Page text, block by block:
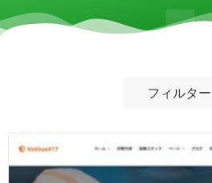
フィルター